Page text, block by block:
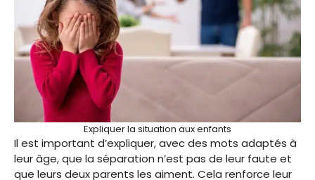
Expliquer la situation aux enfants
Il est important d’expliquer, avec des mots adaptés à
leur âge, que la séparation n’est pas de leur faute et
que leurs deux parents les aiment. Cela renforce leur